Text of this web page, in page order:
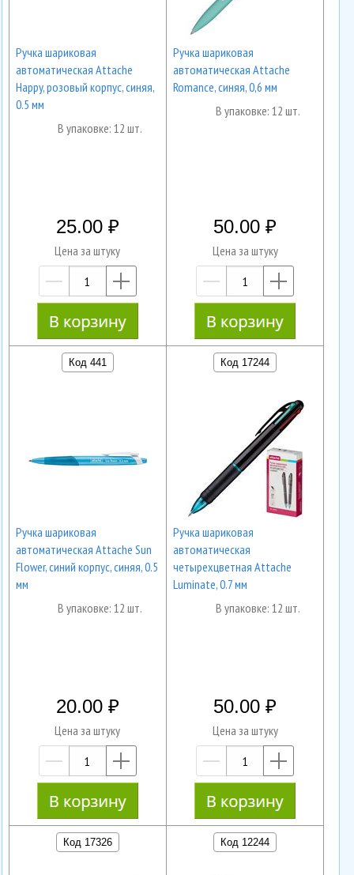
Ручка шариковая
автоматическая Attache
Happy, розовый корпус, синяя,
0.5 мм
В упаковке: 12 шт.
25.00
Цена за штуку
—
Ручка шариковая
автоматическая Attache
Romance, синяя, 0,6 мм
В упаковке: 12 шт.
50.00
Цена за штуку
—
Код 441
Ручка шариковая
автоматическая Attache Sun
Flower, синий корпус, синяя, 0.5
мм
В упаковке: 12 шт.
20.00
Цена за штуку
—
Код 17244
Ручка шариковая
автоматическая
четырехцветная Attache
Luminate, 0.7 мм
В упаковке: 12 шт.
50.00
Цена за штуку
—
Код 17326 Код 12244